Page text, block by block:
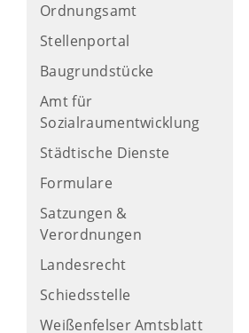
Ordnungsamt
Stellenportal
Baugrundstücke
Amt für
Sozialraumentwicklung
Städtische Dienste
Formulare
Satzungen &
Verordnungen
Landesrecht
Schiedsstelle
Weißenfelser Amtsblatt